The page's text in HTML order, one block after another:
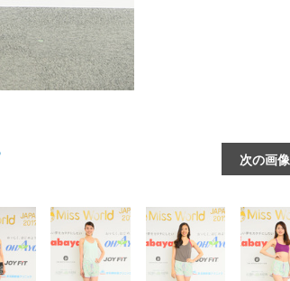
次の画像